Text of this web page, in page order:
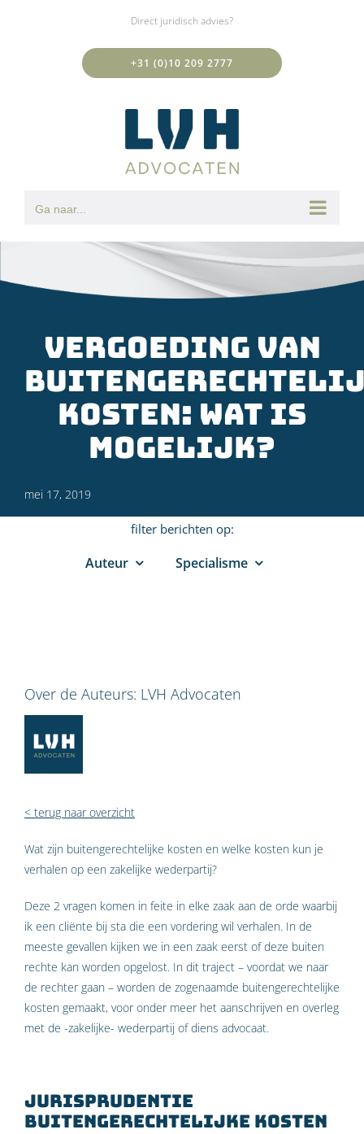
Direct juridisch advies?
+31 (0)10 209 2777
Ga naar...
Vergoeding van
kosten: wat is
mogelijk?
mei 17, 2019
filter berichten op:
Auteur Specialisme
Over de Auteurs: LVH Advocaten
< terug naar overzicht
Wat zijn buitengerechtelijke kosten en welke kosten kun je
verhalen op een zakelijke wederpartij?
Deze 2 vragen komen in feite in elke zaak aan de orde waarbij
ik een cliënte bij sta die een vordering wil verhalen. In de
meeste gevallen kijken we in een zaak eerst of deze buiten
rechte kan worden opgelost. In dit traject – voordat we naar
de rechter gaan – worden de zogenaamde buitengerechtelijke
kosten gemaakt, voor onder meer het aanschrijven en overleg
met de -zakelijke- wederpartij of diens advocaat.
Jurisprudentie
buitengerechtelijke kosten